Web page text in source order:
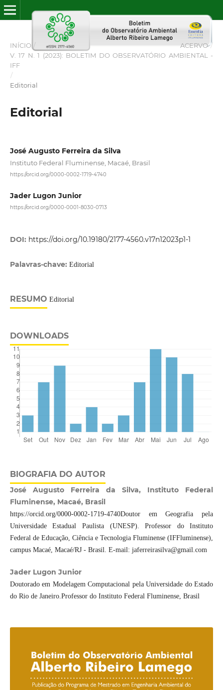
INÍCIO / ACERVO /
V. 17 N. 1 (2023): BOLETIM DO OBSERVATÓRIO AMBIENTAL -
IFF
/
Editorial
Editorial
José Augusto Ferreira da Silva
Instituto Federal Fluminense, Macaé, Brasil
https://orcid.org/0000-0002-1719-4740
Jader Lugon Junior
https://orcid.org/0000-0001-8030-0713
DOI: https://doi.org/10.19180/2177-4560.v17n12023p1-1
Palavras-chave: Editorial
RESUMO Editorial
DOWNLOADS
BIOGRAFIA DO AUTOR
José Augusto Ferreira da Silva, Instituto Federal
Fluminense, Macaé, Brasil
https://orcid.org/0000-0002-1719-4740Doutor em Geografia pela
Universidade Estadual Paulista (UNESP). Professor do Instituto
Federal de Educação, Ciência e Tecnologia Fluminense (IFFluminense),
campus Macaé, Macaé/RJ - Brasil. E-mail: jaferreirasilva@gmail.com
Jader Lugon Junior
Doutorado em Modelagem Computacional pela Universidade do Estado
do Rio de Janeiro.Professor do Instituto Federal Fluminense, Brasil